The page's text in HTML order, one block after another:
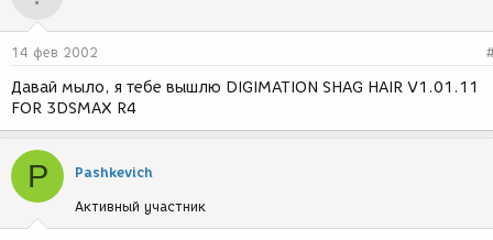
14 фев 2002
Давай мыло, я тебе вышлю DIGIMATION SHAG HAIR V1.01.11
FOR 3DSMAX R4
P Pashkevich
Активный участник